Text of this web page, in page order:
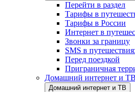
Перейти в раздел
Тарифы в
Тарифы в России
Интернет в
Звонки за границу
SMS в
Перед поездкой
Приграничная
Домашний интернет и ТВ
Домашний интернет и ТВ